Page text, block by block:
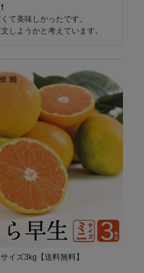
て美味しかったです。
しようかと考えています。
イズ3kg【送料無料】